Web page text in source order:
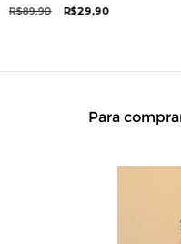
R$89,90 R$29,90
Para